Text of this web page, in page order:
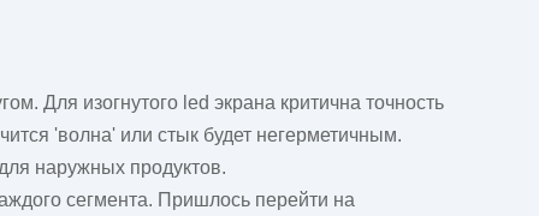
Для изогнутого led экрана критична точность
'волна' или стык будет негерметичным.
наружных продуктов.
сегмента. Пришлось перейти на